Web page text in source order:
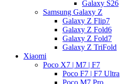
Galaxy S26
Samsung Galaxy Z
Galaxy Z Flip7
Galaxy Z Fold6
Galaxy Z Fold7
Galaxy Z TriFold
Xiaomi
Poco X7 | M7 | F7
Poco F7 | F7 Ultra